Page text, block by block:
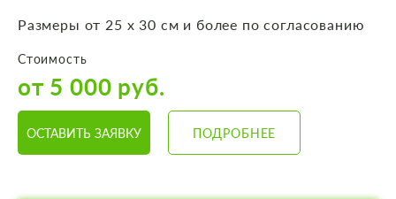
Размеры от 25 х 30 см и более по согласованию
Стоимость
от 5 000 руб.
ОСТАВИТЬ ЗАЯВКУ ПОДРОБНЕЕ